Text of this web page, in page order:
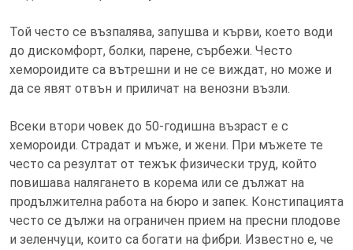
Той често се възпалява, запушва и кърви, което води
до дискомфорт, болки, парене, сърбежи. Често
хемороидите са вътрешни и не се виждат, но може и
да се явят отвън и приличат на венозни възли.
Всеки втори човек до 50-годишна възраст е с
хемороиди. Страдат и мъже, и жени. При мъжете те
често са резултат от тежък физически труд, който
повишава налягането в корема или се дължат на
продължителна работа на бюро и запек. Констипацията
често се дължи на ограничен прием на пресни плодове
и зеленчуци, които са богати на фибри. Известно е, че